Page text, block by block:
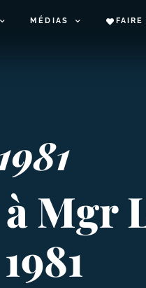
MÉDIAS
Mgr